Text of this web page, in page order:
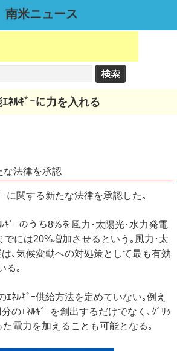
南米ニュース
ﾈﾙｷﾞｰに力を入れる
な法律を承認
ｰに関する新たな法律を承認した｡
ｷﾞｰのうち8%を風力･太陽光･水力発電
でには20%増加させるという｡風力･太
､気候変動への対処策として最も有効
る｡
ｴﾈﾙｷﾞｰ供給方法を定めていない｡例え
のｴﾈﾙｷﾞｰを創出するだけでなく､ｸﾞﾘｯ
た電力を加えることも可能となる｡